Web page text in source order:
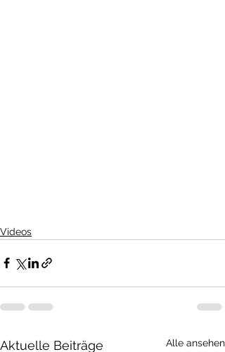
Videos
Aktuelle Beiträge Alle ansehen